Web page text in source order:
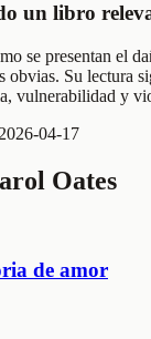
un libro
se presentan el
obvias. Su lectura
vulnerabilidad y
2026-04-17
Oates
de amor